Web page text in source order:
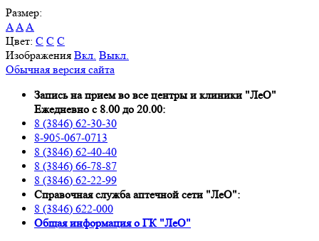
Размер:
AAA
Цвет: C C C
Изображения Вкл. Выкл.
Обычная версия сайта
Запись на прием во все центры и клиники "ЛеО"
Ежедневно с 8.00 до 20.00:
8 (3846) 62-30-30
8-905-067-0713
8 (3846) 62-40-40
8 (3846) 66-78-87
8 (3846) 62-22-99
Справочная служба аптечной сети "ЛеО":
8 (3846) 622-000
Oбщая информация о ГК "ЛеО"